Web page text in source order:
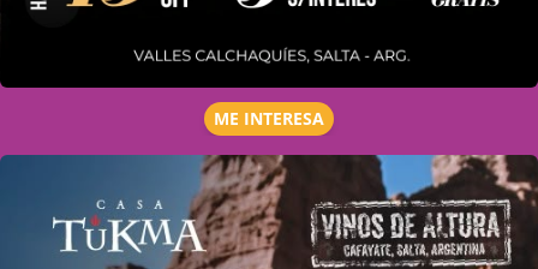
ME INTERESA